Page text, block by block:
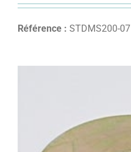
Référence : STDMS200-07